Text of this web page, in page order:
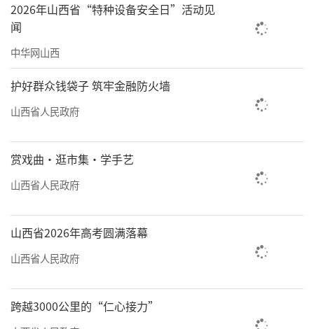
2026年山西省“特种设备安全日”活动见
闻
中华网山西
护好群众钱袋子 筑牢金融防火墙
山西省人民政府
赏戏曲·逛市集·学手艺
山西省人民政府
山西省2026年高考圆满落幕
山西省人民政府
跨越3000公里的“仁心接力”